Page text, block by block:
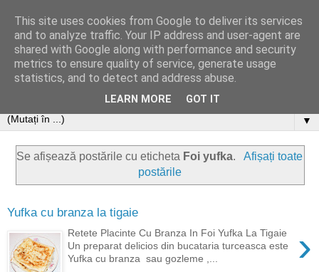
▼
Se afișează postările cu eticheta Foi yufka.
Afișați toate
postările
Yufka cu branza la tigaie
›
Retete Placinte Cu Branza In Foi Yufka La Tigaie
Un preparat delicios din bucataria turceasca este
Yufka cu branza sau gozleme ,...
This site uses cookies from Google to deliver its services
and to analyze traffic. Your IP address and user-agent are
shared with Google along with performance and security
metrics to ensure quality of service, generate usage
statistics, and to detect and address abuse.
LEARN MORE GOT IT